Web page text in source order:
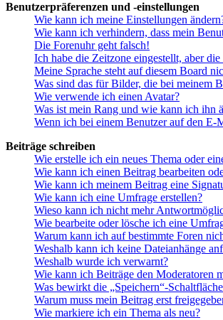
Benutzerpräferenzen und -einstellungen
Wie kann ich meine Einstellungen
Wie kann ich verhindern, dass mein
Die Forenuhr geht falsch!
Ich habe die Zeitzone eingestellt, aber
Meine Sprache steht auf diesem Board
Was sind das für Bilder, die bei meinem
Wie verwende ich einen Avatar?
Was ist mein Rang und wie kann ich ihn
Wenn ich bei einem Benutzer auf den
Beiträge schreiben
Wie erstelle ich ein neues Thema oder
Wie kann ich einen Beitrag bearbeiten
Wie kann ich meinem Beitrag eine
Wie kann ich eine Umfrage erstellen?
Wieso kann ich nicht mehr
Wie bearbeite oder lösche ich eine
Warum kann ich auf bestimmte Foren
Weshalb kann ich keine Dateianhänge
Weshalb wurde ich verwarnt?
Wie kann ich Beiträge den Moderatoren
Was bewirkt die „Speichern“-
Warum muss mein Beitrag erst
Wie markiere ich ein Thema als neu?